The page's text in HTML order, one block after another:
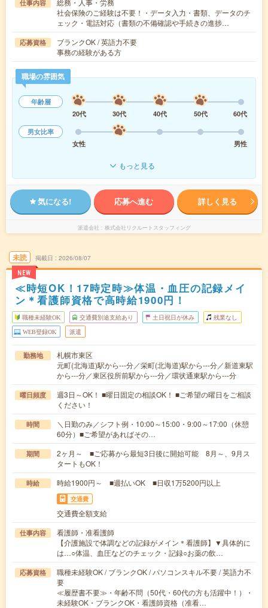
仕事内容
総務・人事・労務
社会保険のご経験は不要！・データ入力・書類、データのチ
ェック・電話対応（書類の不備確認や手続きの進捗…
応募資格
ブランクOK / 英語力不要
事務の経験がある方
職場の雰囲気
年齢層
20代
30代 40代 50代
60代
男女比率
女性
男性
もっと見る
気になる! 応募へ進む 詳しく見る
派遣会社 株式会社リクルートスタッフィング
未読
NEW
掲載日 2026/08/07
≪時短OK！17時定時≫体温・血圧の記録メイ
ン＊看護師資格で高時給1900円！
職種未経験OK 交通費別途支給あり 土日祝日が休み 残業なし
WEB登録OK 派遣
勤務地
札幌市東区
元町(北海道)駅から---分／栄町(北海道)駅から---分／新道東駅
から---分／東区役所前駅から---分／環状通東駅から---分
曜日頻度
週3日～OK！ ■曜日固定の相談OK！ ■ご希望の曜日をご相談
ください！
時間
＼日勤のみ／シフト例・10:00～15:00・9:00～17:00（休憩
60分）■ご希望があればその…
期間
2ヶ月～ ■ご応募から最短3日後に開始可能 8月～、9月ス
タートもOK！
時給 時給1900円～ ■週払いOK ■日収1万5200円以上
交通費
交通費全額支給
仕事内容
看護師・准看護師
【介護施設で体調などの記録がメイン＊看護師】▼具体的に
は…○体温、血圧などのチェック・記録○お薬の飲…
応募資格
職種未経験OK / ブランクOK / パソコンスキル不要 / 英語力不
要
≪履歴書不要≫・年齢不問（50代・60代の方も活躍中！）・
未経験OK・ブランクOK・看護師資格（准看…